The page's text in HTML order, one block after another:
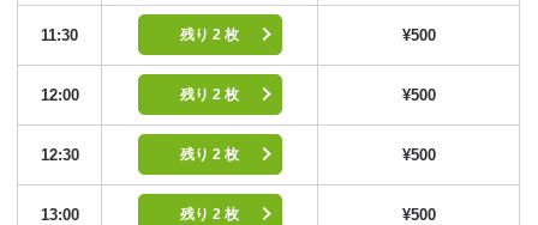
11:30 残り 2 枚 ¥500
12:00 残り 2 枚 ¥500
12:30 残り 2 枚 ¥500
13:00 残り 2 枚 ¥500